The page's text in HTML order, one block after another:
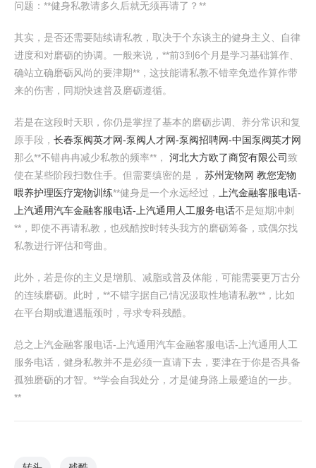
问题：**健身私教请多久后就无须再请了？**
其实，是否还需要陆续请私教，取决于个东谈主的健身主义、自律
进度和对磨砺的协调。一般来说，**前3到6个月是学习基础算作、
确站立确磨砺风尚的要津期**，这技能请私教不错幸免造作算作带
来的伤害，同期快速普及磨砺遵循。
若是在这段时天职，你仍是掌捏了基本的磨砺步调、养分常识和复
原手段， 长春泵阀英才网-泵阀人才网-泵阀招聘网-中国泵阀英才网
那么**不错冉冉减少私教的频率**， 河北大方欧了商贸有限公司致
使在某些阶段扫数住手。但需要缜密的是， 苏州宠物网 教您宠物
喂养护理医疗宠物训练**健身是一个永远经过，
上汽金融客服电话-
上汽通用汽车金融客服电话-上汽通用人工服务电话不是短期冲刺
**，即使不再请私教，也残酷按时转头我方的磨砺筹备，或偶尔找
私教进行评估和弯曲。
此外，若是你的主义是增肌、减脂或普及体能，可能需要更万古分
的连续磨砺。此时，**不错字据自己情况汲取性地请私教**，比如
在平台期或遭遇瓶颈时，寻求专科残酷。
总之上汽金融客服电话-上汽通用汽车金融客服电话-上汽通用人工
服务电话，健身私教并不是必须一直请下去，要津在于你是否具备
孤独磨砺的才智。**学会自我处分，才是健身路上最蹙迫的一步。
**